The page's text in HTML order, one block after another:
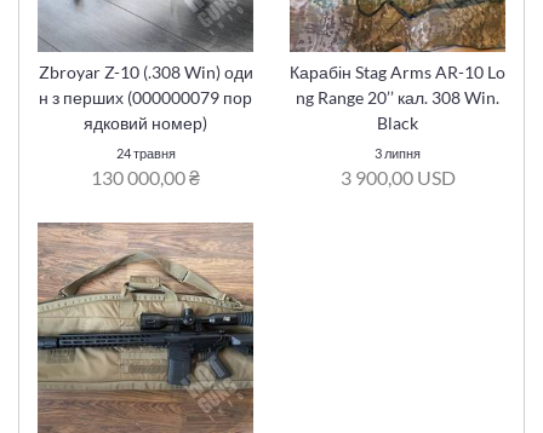
Zbroyar Z-10 (.308 Win) оди
н з перших (000000079 пор
ядковий номер)
24 травня
130 000,00 ₴
Карабін Stag Arms AR-10 Lo
ng Range 20’’ кал. 308 Win.
Black
3 липня
3 900,00 USD